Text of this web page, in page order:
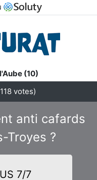
(10)
118 votes)
anti cafards
Troyes ?
7/7